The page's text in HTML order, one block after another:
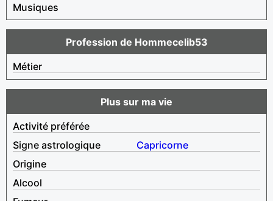
Musiques
Profession de Hommecelib53
Métier
Plus sur ma vie
Activité préférée
Signe astrologique
Capricorne
Origine
Alcool